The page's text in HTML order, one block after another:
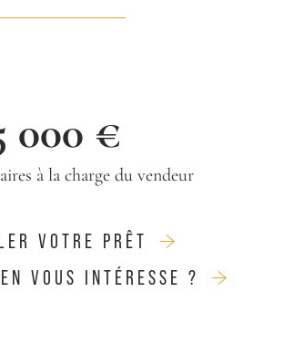
000 €
à la charge du vendeur
VOTRE PRÊT
VOUS INTÉRESSE ?